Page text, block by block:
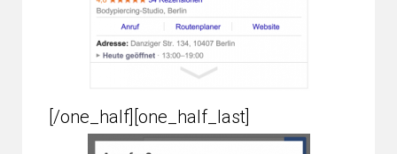
[/one_half][one_half_last]